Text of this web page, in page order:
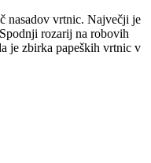
nasadov vrtnic. Največji je
rozarij na robovih
je zbirka papeških vrtnic v